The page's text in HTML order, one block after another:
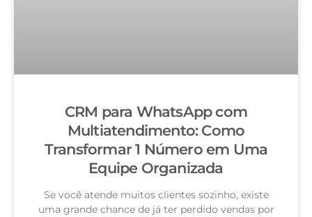
CRM para WhatsApp com
Multiatendimento: Como
Transformar 1 Número em Uma
Equipe Organizada
Se você atende muitos clientes sozinho, existe
uma grande chance de já ter perdido vendas por